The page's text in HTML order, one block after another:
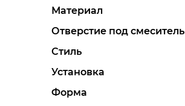
Материал
Отверстие под смеситель
Стиль
Установка
Форма